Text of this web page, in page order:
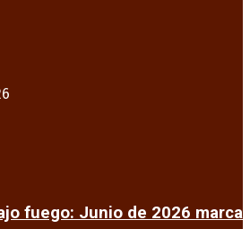
fuego: Junio de 2026 marca